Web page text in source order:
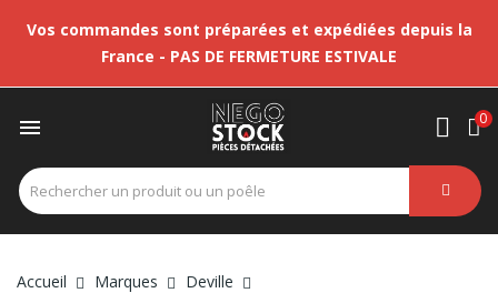
Vos commandes sont préparées et expédiées depuis la
France - PAS DE FERMETURE ESTIVALE
 0
Accueil Marques
Deville